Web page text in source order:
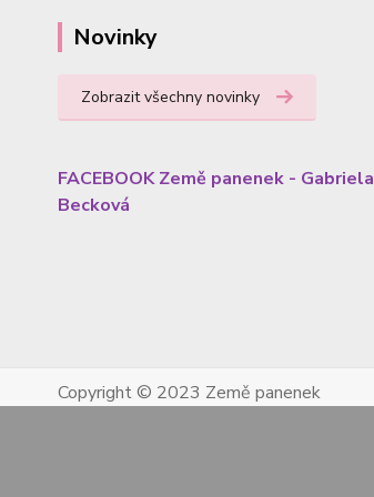
Novinky
Zobrazit všechny novinky
FACEBOOK Země panenek - Gabriela
Becková
Copyright © 2023 Země panenek